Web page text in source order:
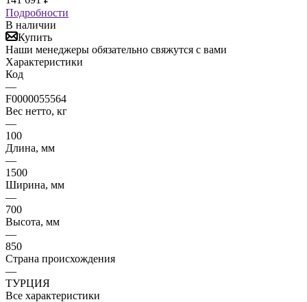
Подробности
В наличии
Купить
Наши менеджеры обязательно свяжутся с вами
Характеристики
Код
—
F0000055564
Вес нетто, кг
—
100
Длина, мм
—
1500
Ширина, мм
—
700
Высота, мм
—
850
Страна происхождения
—
ТУРЦИЯ
Все характеристики